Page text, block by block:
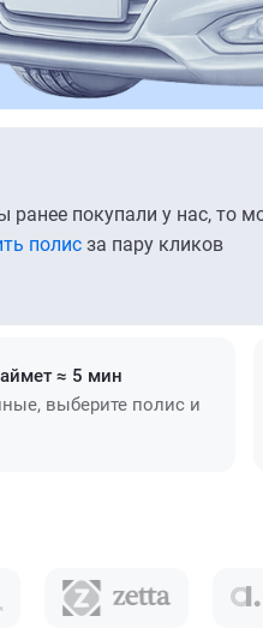
ранее покупали у нас, то
полис за пару кликов
≈ 5 мин
выберите полис и